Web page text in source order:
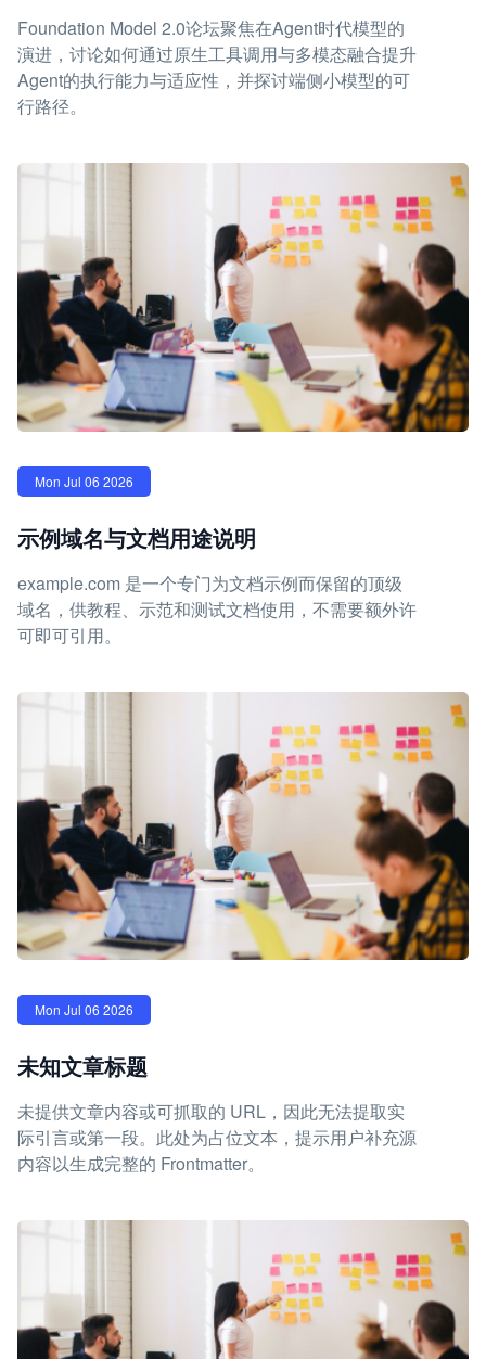
Foundation Model 2.0论坛聚焦在Agent时代模型的
演进，讨论如何通过原生工具调用与多模态融合提升
Agent的执行能力与适应性，并探讨端侧小模型的可
行路径。
Mon Jul 06 2026
示例域名与文档用途说明
example.com 是一个专门为文档示例而保留的顶级
域名，供教程、示范和测试文档使用，不需要额外许
可即可引用。
Mon Jul 06 2026
未知文章标题
未提供文章内容或可抓取的 URL，因此无法提取实
际引言或第一段。此处为占位文本，提示用户补充源
内容以生成完整的 Frontmatter。